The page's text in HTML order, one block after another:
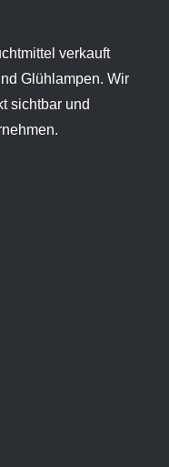
verkauft
Glühlampen. Wir
sichtbar und